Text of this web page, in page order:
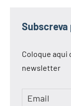
Subscreva
Coloque aqui
newsletter
Email